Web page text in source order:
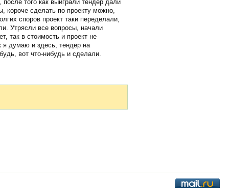
того как выиграли тендер дали
короче сделать по проекту можно,
споров проект таки переделали,
Утрясли все вопросы, начали
так в стоимость и проект не
думаю и здесь, тендер на
вот что-нибудь и сделали.